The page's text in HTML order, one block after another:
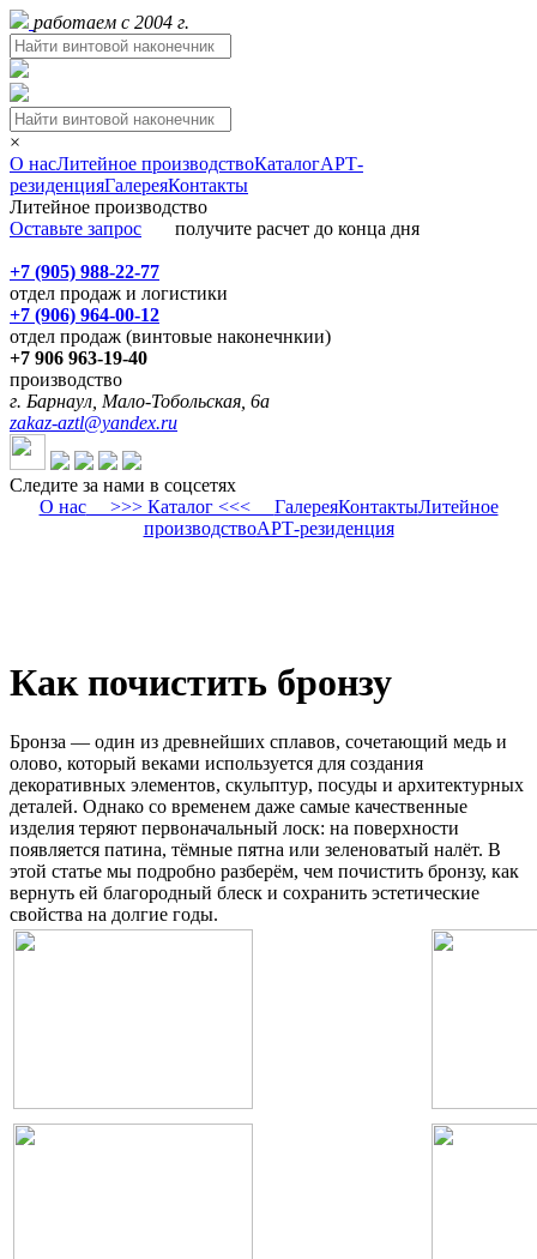
работаем с 2004 г.
×
О насЛитейное производствоКаталогАРТ-
резиденцияГалереяКонтакты
Литейное производство
Оставьте запрос получите расчет до конца дня
+7 (905) 988-22-77
отдел продаж и логистики
+7 (906) 964-00-12
отдел продаж (винтовые наконечнкии)
+7 906 963-19-40
производство
г. Барнаул, Мало-Тобольская, 6а
zakaz-aztl@yandex.ru
Следите за нами в соцсетях
О нас>>> Каталог <<< ГалереяКонтактыЛитейное
производствоАРТ-резиденция
Как почистить бронзу
Бронза — один из древнейших сплавов, сочетающий медь и
олово, который веками используется для создания
декоративных элементов, скульптур, посуды и архитектурных
деталей. Однако со временем даже самые качественные
изделия теряют первоначальный лоск: на поверхности
появляется патина, тёмные пятна или зеленоватый налёт. В
этой статье мы подробно разберём, чем почистить бронзу, как
вернуть ей благородный блеск и сохранить эстетические
свойства на долгие годы.